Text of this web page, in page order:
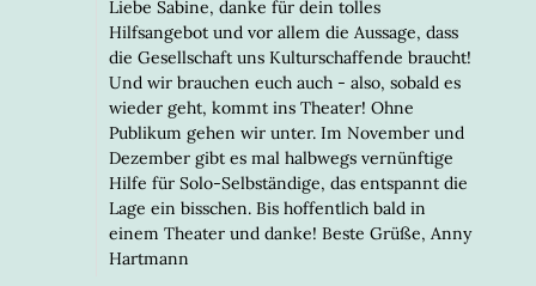
Liebe Sabine, danke für dein tolles
Hilfsangebot und vor allem die Aussage, dass
die Gesellschaft uns Kulturschaffende braucht!
Und wir brauchen euch auch - also, sobald es
wieder geht, kommt ins Theater! Ohne
Publikum gehen wir unter. Im November und
Dezember gibt es mal halbwegs vernünftige
Hilfe für Solo-Selbständige, das entspannt die
Lage ein bisschen. Bis hoffentlich bald in
einem Theater und danke! Beste Grüße, Anny
Hartmann